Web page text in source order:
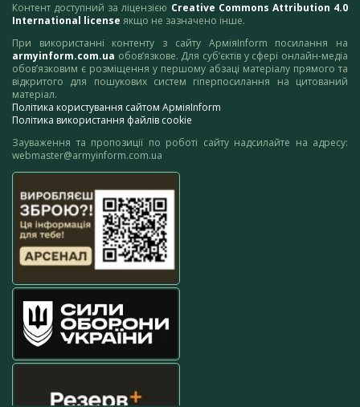
Контент доступний за ліцензією Creative Commons Attribution 4.0
International license якщо не зазначено інше.
При використанні контенту з сайту АрміяInform посилання на
armyinform.com.ua обов’язкове. Для суб’єктів у сфері онлайн-медіа
обов’язковим є розміщення у першому абзаці матеріалу прямого та
відкритого для пошукових систем гіперпосилання на цитований
матеріал.
Політика користування сайтом АрміяInform
Політика використання файлів cookie
Зауваження та пропозиції по роботі сайту надсилайте на адресу:
webmaster@armyinform.com.ua